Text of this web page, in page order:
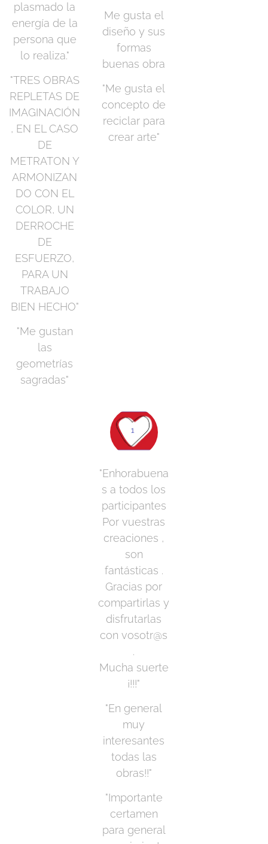
plasmado la
energía de la
persona que
lo realiza."
"TRES OBRAS
REPLETAS DE
IMAGINACIÓN
, EN EL CASO
DE
METRATON Y
ARMONIZAN
DO CON EL
COLOR, UN
DERROCHE
DE
ESFUERZO,
PARA UN
TRABAJO
BIEN HECHO"
"Me gustan
las
geometrías
sagradas"
Me gusta el
diseño y sus
formas
buenas obra
"Me gusta el
concepto de
reciclar para
crear arte"
"Enhorabuena
s a todos los
participantes
Por vuestras
creaciones ,
son
fantásticas .
Gracias por
compartirlas y
disfrutarlas
con vosotr@s
.
Mucha suerte
¡!!!"
"En general
muy
interesantes
todas las
obras!!"
"Importante
certamen
para general